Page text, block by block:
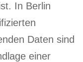
In Berlin
Daten sind
einer